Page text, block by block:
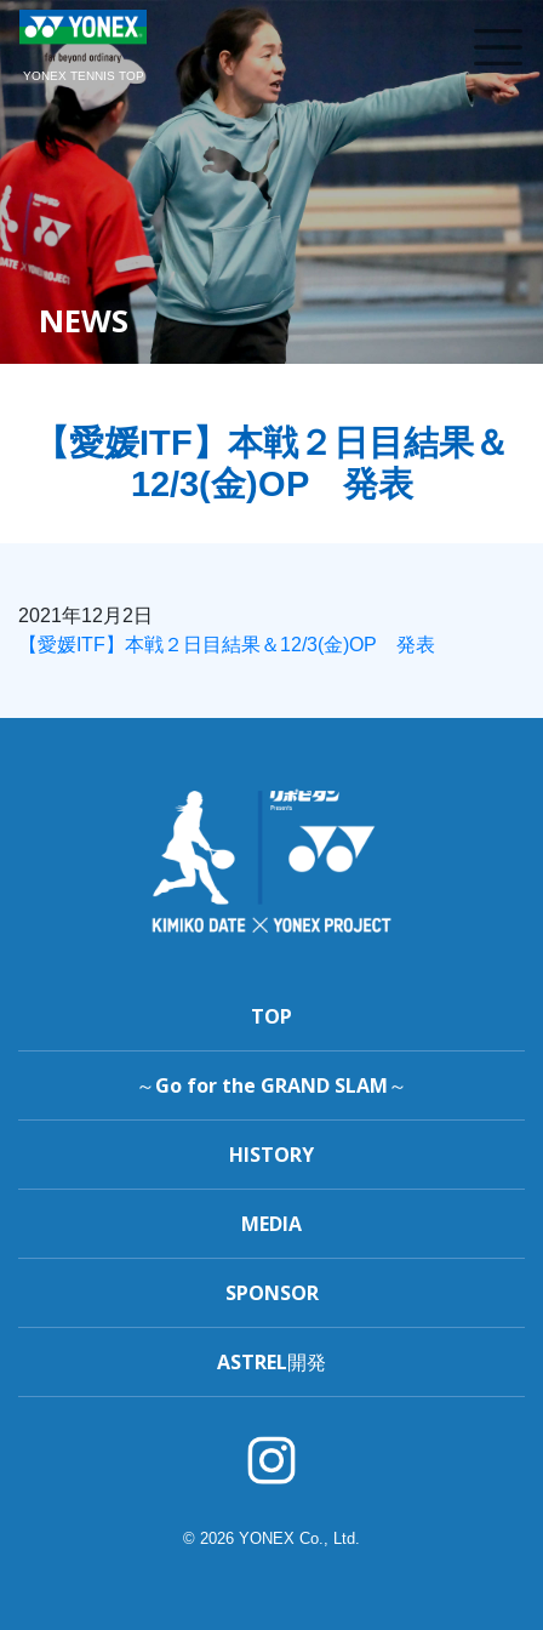
YONEX TENNIS TOP
NEWS
【愛媛ITF】本戦２日目結果＆
12/3(金)OP 発表
2021年12月2日
【愛媛ITF】本戦２日目結果＆12/3(金)OP 発表
TOP
～Go for the GRAND SLAM～
HISTORY
MEDIA
SPONSOR
ASTREL開発
© 2026 YONEX Co., Ltd.